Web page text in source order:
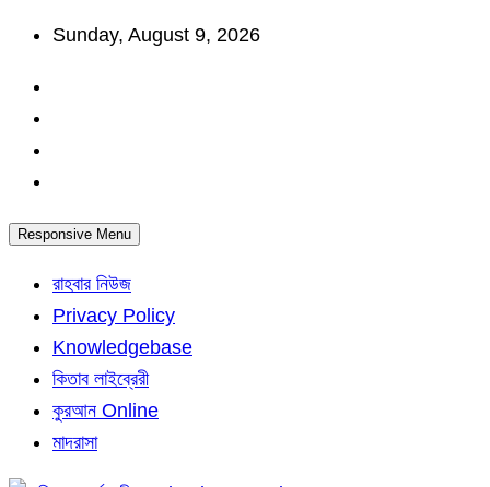
Skip
content
Sunday, August 9, 2026
Responsive Menu
রাহবার নিউজ
Privacy Policy
Knowledgebase
কিতাব লাইব্রেরী
কুরআন Online
মাদরাসা